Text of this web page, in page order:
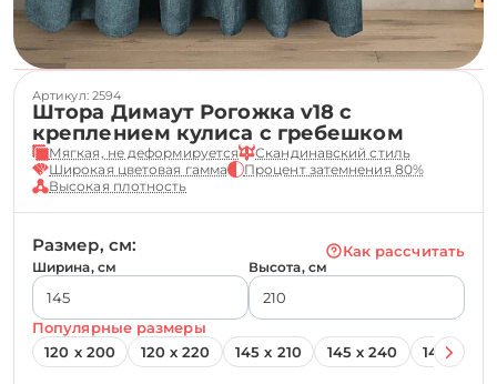
Артикул: 2594
Штора Димаут Рогожка v18 с
креплением кулиса с гребешком
Мягкая, не деформируется
Скандинавский стиль
Широкая цветовая гамма
Процент затемнения 80%
Высокая плотность
Размер, см: Как рассчитать
Ширина, см Высота, см
Популярные размеры
120 х 200
120 х 220 145 х 210 145 х 240 145 х 260